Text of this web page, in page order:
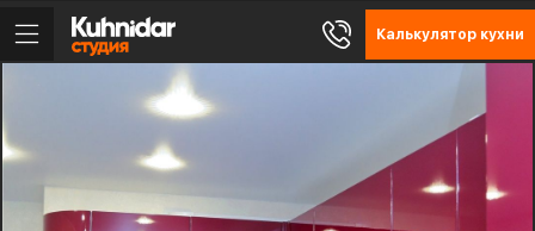
Калькулятор кухни